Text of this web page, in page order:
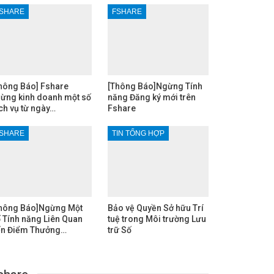
Báo] Fshare
kinh doanh một số
vụ từ ngày…
FSHARE
[Thông Báo]Ngừng Tính
năng Đăng ký mới trên
Fshare
Báo]Ngừng Một
Tính năng Liên Quan
Điểm Thưởng…
TIN TỔNG HỢP
Bảo vệ Quyền Sở hữu Trí
tuệ trong Môi trường Lưu
trữ Số